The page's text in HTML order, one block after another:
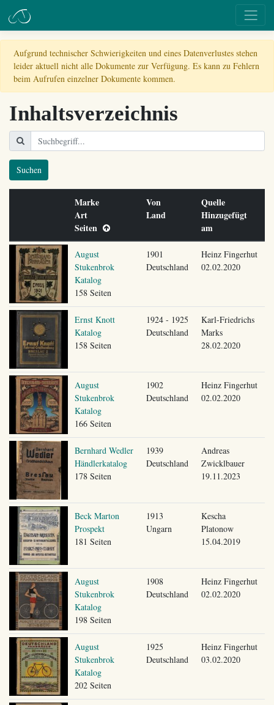
Aufgrund technischer Schwierigkeiten und eines Datenverlustes stehen
leider aktuell nicht alle Dokumente zur Verfügung. Es kann zu Fehlern
beim Aufrufen einzelner Dokumente kommen.
Inhaltsverzeichnis
Suchen
Marke
Art
Seiten
Von
Land
Quelle
Hinzugefügt
am
August
Stukenbrok
Katalog
158 Seiten
1901
Deutschland
Heinz Fingerhut
02.02.2020
Ernst Knott
Katalog
158 Seiten
1924 - 1925
Deutschland
Karl-Friedrichs
Marks
28.02.2020
August
Stukenbrok
Katalog
166 Seiten
1902
Deutschland
Heinz Fingerhut
02.02.2020
Bernhard Wedler
Händlerkatalog
178 Seiten
1939
Deutschland
Andreas
Zwicklbauer
19.11.2023
Beck Marton
Prospekt
181 Seiten
1913
Ungarn
Kescha
Platonow
15.04.2019
August
Stukenbrok
Katalog
198 Seiten
1908
Deutschland
Heinz Fingerhut
02.02.2020
August
Stukenbrok
Katalog
202 Seiten
1925
Deutschland
Heinz Fingerhut
03.02.2020